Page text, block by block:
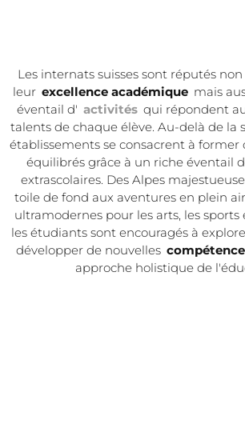
Les internats suisses sont réputés
leur excellence académique mais
éventail d' activités qui répondent
talents de chaque élève. Au-delà de la
établissements se consacrent à former
équilibrés grâce à un riche éventail
extrascolaires. Des Alpes
toile de fond aux aventures en plein
ultramodernes pour les arts, les sports
les étudiants sont encouragés à
développer de nouvelles
approche holistique de